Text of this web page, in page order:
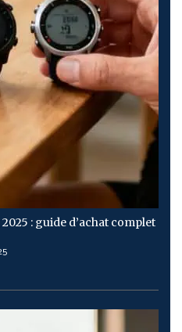
: guide d’achat complet